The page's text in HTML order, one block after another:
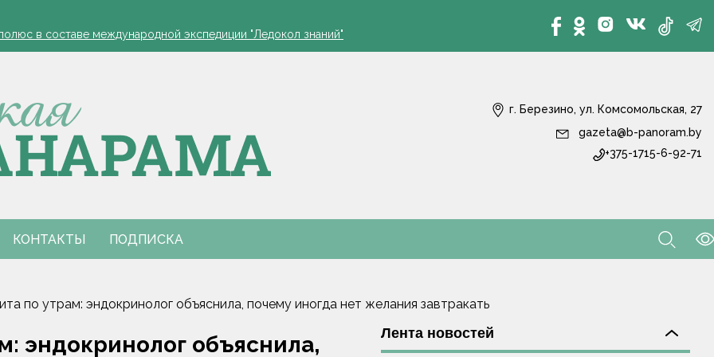
в составе международной экспедиции "Ледокол знаний"
по закупке фруктов и ягод раскрыта в Гомельской области
в МЧС
дни для уборки и посадок
в составе международной экспедиции "Ледокол знаний"
по закупке фруктов и ягод раскрыта в Гомельской области
в МЧС
дни для уборки и посадок
г. Березино, ул. Комсомольская, 27
gazeta@b-panoram.by
+375-1715-6-92-71
КОНТАКТЫ ПОДПИСКА
по утрам: эндокринолог объяснила, почему иногда нет желания завтракать
эндокринолог объяснила,
Лента новостей